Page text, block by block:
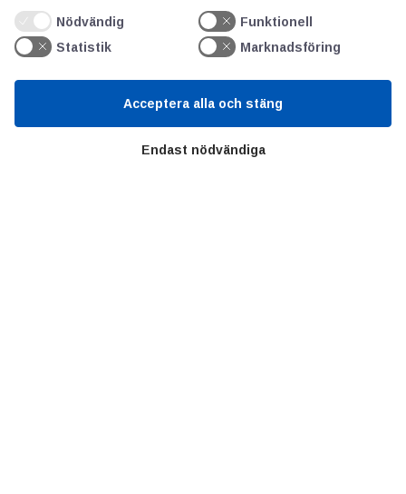
Priser
Kontakt
GDPR
Nödvändig
Funktionell
Statistik
Marknadsföring
Endast nödvändiga
Acceptera alla och stäng